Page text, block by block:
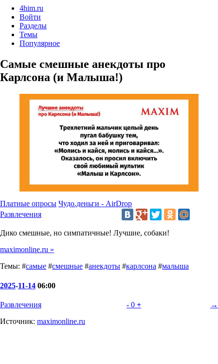
4him.ru
Войти
Разделы
Темы
Популярное
Самые смешные анекдоты про
Карлсона (и Малыша!)
Платные опросы Чудо.деньги - AirDrop
Развлечения
Дико смешные, но симпатичные! Лучшие, собаки!
maximonline.ru »
Темы: #самые #смешные #анекдоты #карлсона #малыша
2025-11-14 06:00
Развлечения - 0 +
→
Источник: maximonline.ru